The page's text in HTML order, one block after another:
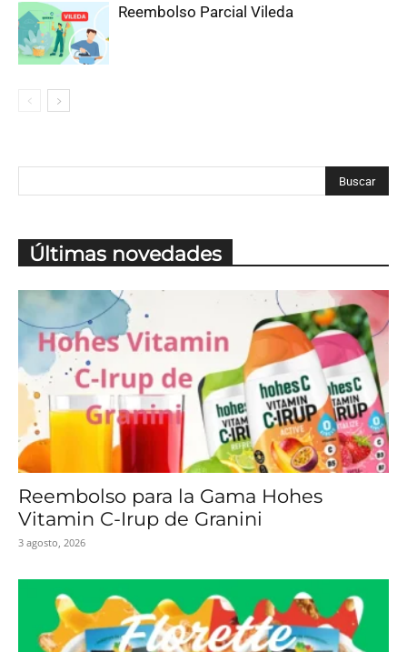
Reembolso Parcial Vileda
Últimas novedades
Reembolso para la Gama Hohes
Vitamin C-Irup de Granini
3 agosto, 2026